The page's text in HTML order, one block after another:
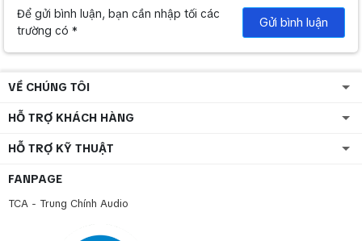
Để gửi bình luận, bạn cần nhập tối các
trường có *
Gửi bình luận
VỀ CHÚNG TÔI
HỖ TRỢ KHÁCH HÀNG
HỖ TRỢ KỸ THUẬT
FANPAGE
TCA - Trung Chính Audio